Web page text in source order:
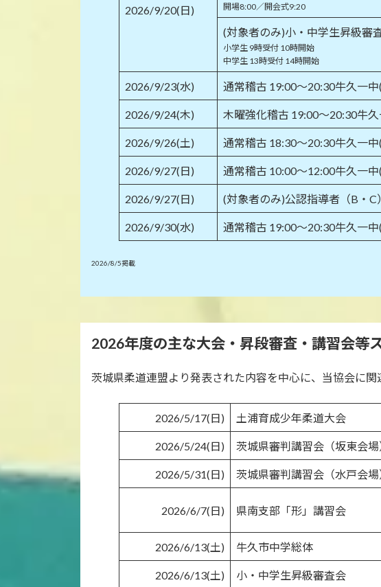
2026/9/20(日) 開場8:00／開会式9:20
(対象者のみ)小・中学生昇級審
小学生 9時受付 10時開始
中学生 13時受付 14時開始
2026/9/23(水) 通常稽古 19:00～20:30牛久一中
2026/9/24(木) 木曜強化稽古 19:00～20:30牛
2026/9/26(土) 通常稽古 18:30～20:30牛久一中
2026/9/27(日) 通常稽古 10:00～12:00牛久一
2026/9/27(日) (対象者のみ)公認指導者（B・
2026/9/30(水) 通常稽古 19:00～20:30牛久一中
2026/8/5掲載
2026年度の主な大会・昇段審査・講習会等
茨城県柔道連盟より発表された内容を中心に、当協会に
2026/5/17(日) 土浦育成少年柔道大会
2026/5/24(日) 茨城県審判講習会（坂東会場
2026/5/31(日) 茨城県審判講習会（水戸会場
2026/6/7(日) 県南支部「形」講習会
2026/6/13(土) 牛久市中学総体
2026/6/13(土) 小・中学生昇級審査会